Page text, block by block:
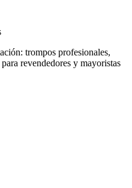
trompos profesionales,
revendedores y mayoristas